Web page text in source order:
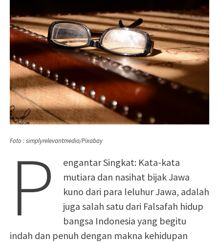
Foto : simplyrelevantmedia/Pixabay
P
engantar Singkat: Kata-kata
mutiara dan nasihat bijak Jawa
kuno dari para leluhur Jawa, adalah
juga salah satu dari Falsafah hidup
bangsa Indonesia yang begitu
indah dan penuh dengan makna kehidupan